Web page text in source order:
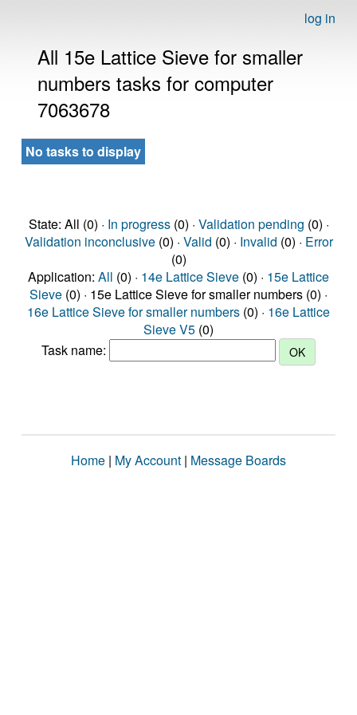
log in
All 15e Lattice Sieve for smaller
numbers tasks for computer
7063678
No tasks to display
State: All (0) · In progress(0) · Validation pending (0) ·
Validation inconclusive(0) · Valid (0) · Invalid (0) · Error
(0)
Application: All (0) · 14e Lattice Sieve (0) · 15e Lattice
Sieve (0) · 15e Lattice Sieve for smaller numbers (0) ·
16e Lattice Sieve for smaller numbers (0) · 16e Lattice
Sieve V5 (0)
Task name:
Home | My Account | Message Boards